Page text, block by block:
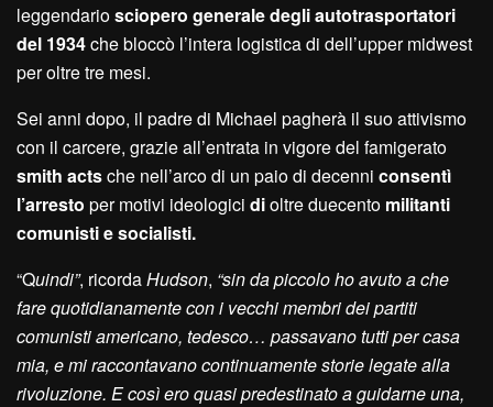
leggendariosciopero generale degli autotrasportatori
del 1934che bloccò l’intera logistica di dell’upper midwest
per oltre tre mesi.
Sei anni dopo, il padre di Michael pagherà il suo attivismo
con il carcere, grazie all’entrata in vigore del famigerato
smith actsche nell’arco di un paio di decenni consentì
l’arresto per motivi ideologici dioltre duecento militanti
comunisti e socialisti.
“Quindi”, ricordaHudson, “sin da piccolo ho avuto a che
fare quotidianamente con i vecchi membri dei partiti
comunisti americano, tedesco… passavano tutti per casa
mia, e mi raccontavano continuamente storie legate alla
rivoluzione. E così ero quasi predestinato a guidarne una,